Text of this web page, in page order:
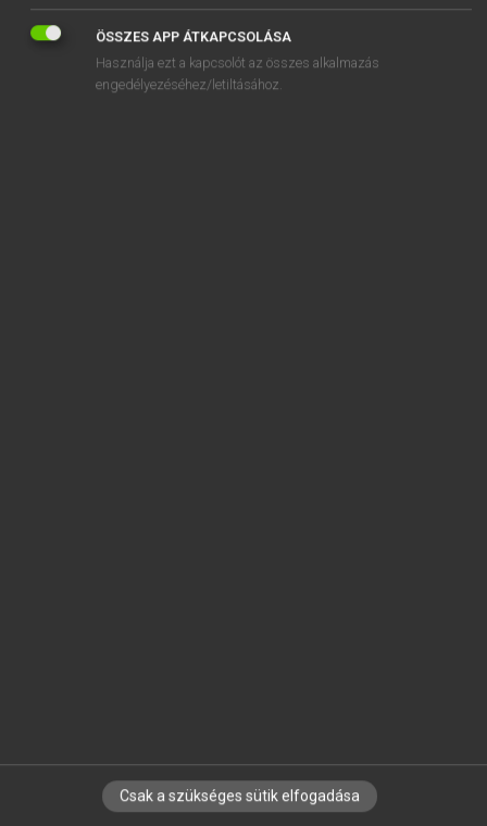
szakképzett alkalmazott
szakképzettséget igénylő munkakör
IRATKOZZ FEL HÍRLEVELÜNKRE!
ÖSSZES APP ÁTKAPCSOLÁSA
Használja ezt a kapcsolót az összes alkalmazás
engedélyezéséhez/letiltásához.
Csak a szükséges sütik elfogadása